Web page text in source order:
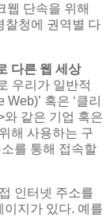
웹 단속을 위해
찰청에 권역별 다
다른 웹 세상
우리가 일반적
혹은 ‘클리
와 같은 기업 혹은
해 사용하는 구
를 통해 접속할
인터넷 주소를
이지가 있다. 예를